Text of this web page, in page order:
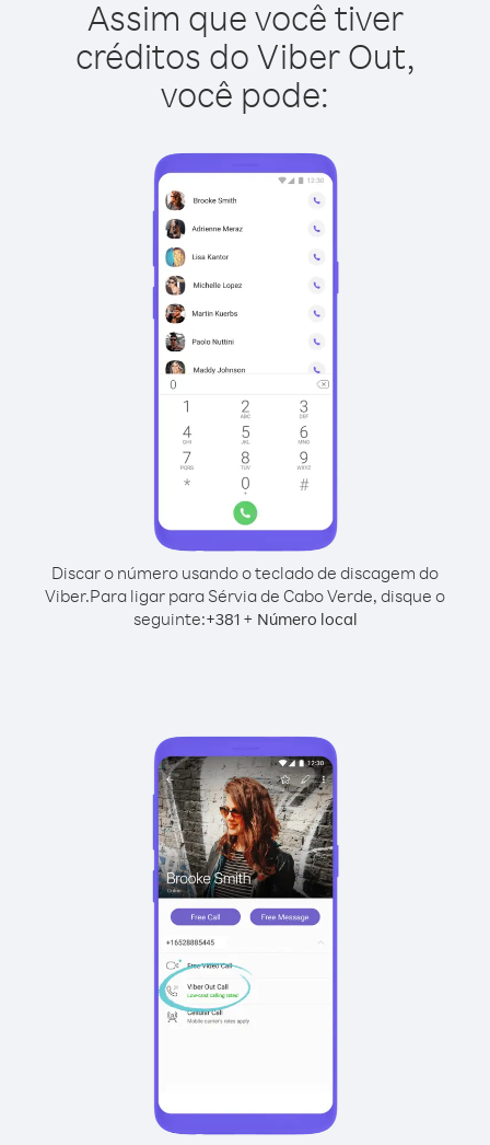
Assim que você tiver
créditos do Viber Out,
você pode:
Discar o número usando o teclado de discagem do
Viber.Para ligar para Sérvia de Cabo Verde, disque o
seguinte:+381+ Número local